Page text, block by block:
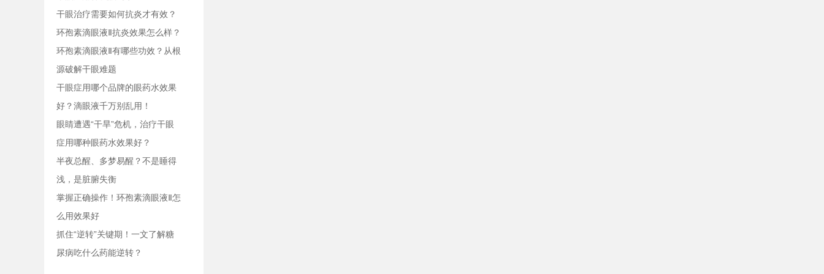
干眼治疗需要如何抗炎才有效？
环孢素滴眼液Ⅱ抗炎效果怎么样？
环孢素滴眼液Ⅱ有哪些功效？从根
源破解干眼难题
干眼症用哪个品牌的眼药水效果
好？滴眼液千万别乱用！
眼睛遭遇“干旱”危机，治疗干眼
症用哪种眼药水效果好？
半夜总醒、多梦易醒？不是睡得
浅，是脏腑失衡
掌握正确操作！环孢素滴眼液Ⅱ怎
么用效果好
抓住“逆转”关键期！一文了解糖
尿病吃什么药能逆转？